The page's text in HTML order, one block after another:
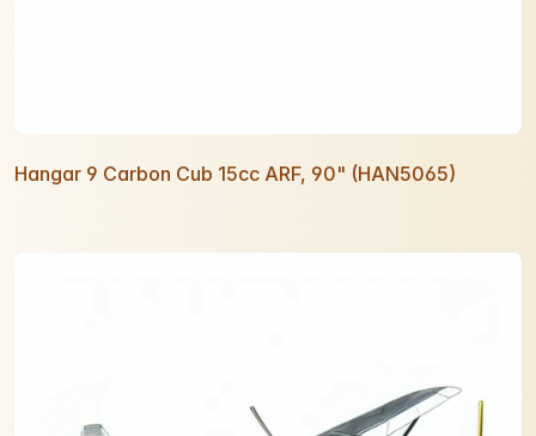
Hangar 9 Carbon Cub 15cc ARF, 90" (HAN5065)